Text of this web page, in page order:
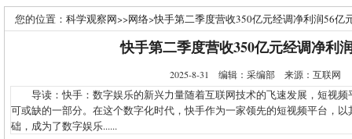
您的位置： 科学观察网>>网络>快手第二季度营收350亿元经调净利润56亿
快手第二季度营收350亿元经调净利
2025-8-31 编辑：采编部 来源：互联网
导读：快手：数字娱乐的新兴力量随着互联网技术的飞速发展，短视频
可或缺的一部分。在这个数字化时代，快手作为一家领先的短视频平台，
础，成为了数字娱乐......